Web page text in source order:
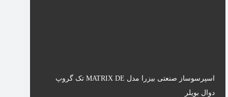
اسپرسوساز صنعتی بیزرا مدل MATRIX DE تک گروپ
دوال بویلر